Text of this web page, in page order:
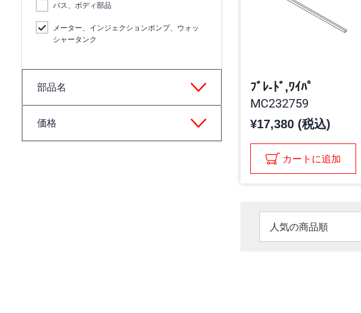
バス、ボディ部品
メーター、インジェクションポンプ、ウォッ
シャータンク
部品名
価格
ﾌﾞﾚ-ﾄﾞ,ﾜｲﾊﾟ
MC232759
¥17,380 (税込)
カートに追加
人気の商品順